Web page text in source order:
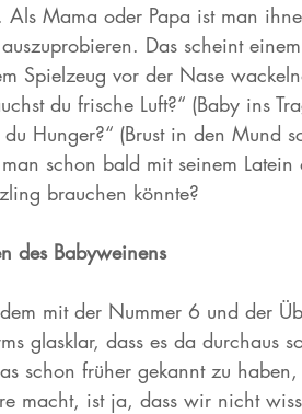
Mama oder Papa ist man
Das scheint
Spielzeug vor der Nase
du frische Luft?“ (Baby ins
Hunger?“ (Brust in den Mund
schon bald mit seinem Latein
brauchen könnte?
des Babyweinens
mit der Nummer 6 und der
glasklar, dass es da durchaus
schon früher gekannt zu
macht, ist ja, dass wir nicht